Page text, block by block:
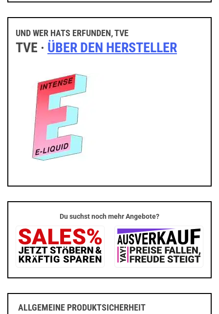
UND WER HATS ERFUNDEN, TVE
TVE · ÜBER DEN HERSTELLER
Du suchst noch mehr Angebote?
ALLGEMEINE PRODUKTSICHERHEIT